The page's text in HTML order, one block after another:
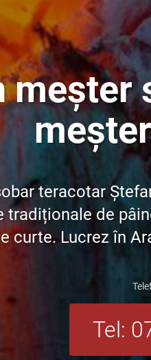
meșter
teracotar
tradiționale de
curte. Lucrez în
Tel: